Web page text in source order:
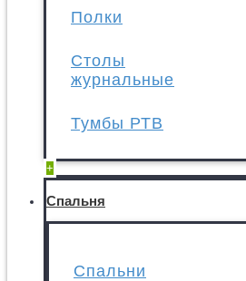
Полки
Столы
журнальные
Тумбы РТВ
+
Спальня
Спальни